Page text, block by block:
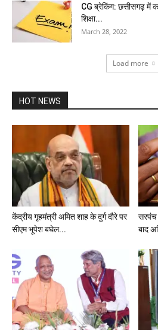
CG ब्रेकिंग: छत्तीसगढ़ में
शिक्षा...
March 28, 2022
Load more
HOT NEWS
केंद्रीय गृहमंत्री अमित शाह के दुर्ग दौरे पर
सीएम भूपेश बघेल...
सरपंच
बाद